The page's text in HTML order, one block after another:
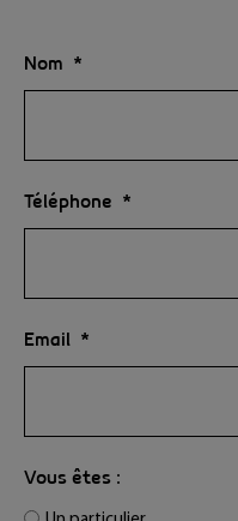
Nom
Téléphone
Email
Vous êtes :